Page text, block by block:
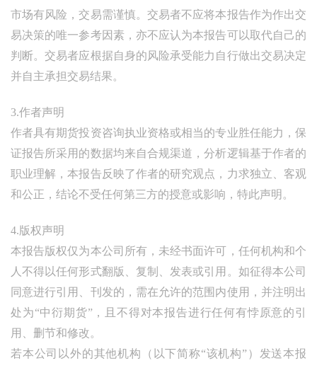
市场有风险，交易需谨慎。交易者不应将本报告作为作出交
易决策的唯一参考因素，亦不应认为本报告可以取代自己的
判断。交易者应根据自身的风险承受能力自行做出交易决定
并自主承担交易结果。
3.作者声明
作者具有期货投资咨询执业资格或相当的专业胜任能力，保
证报告所采用的数据均来自合规渠道，分析逻辑基于作者的
职业理解，本报告反映了作者的研究观点，力求独立、客观
和公正，结论不受任何第三方的授意或影响，特此声明。
4.版权声明
本报告版权仅为本公司所有，未经书面许可，任何机构和个
人不得以任何形式翻版、复制、发表或引用。如征得本公司
同意进行引用、刊发的，需在允许的范围内使用，并注明出
处为“中衍期货”，且不得对本报告进行任何有悖原意的引
用、删节和修改。
若本公司以外的其他机构（以下简称“该机构”）发送本报